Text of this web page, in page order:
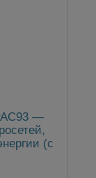
—
(с